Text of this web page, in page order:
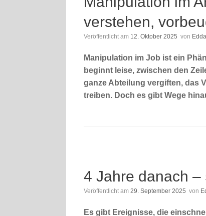
verstehen,
Veröffentlicht am 12. Oktober 2025 von
Manipulation im Job ist ein
beginnt leise, zwischen den
ganze Abteilung vergiften, das
treiben. Doch es gibt Wege
4 Jahre danach
Veröffentlicht am 29. September 2025 von
Es gibt Ereignisse, die